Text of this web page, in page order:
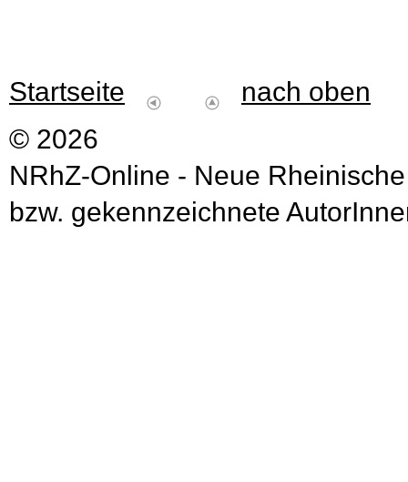
Startseite
nach oben
© 2026
NRhZ-Online - Neue
bzw. gekennzeichnete